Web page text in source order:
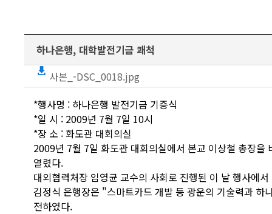
하나은행, 대학발전기금 쾌척
사본_-DSC_0018.jpg
*행사명 : 하나은행 발전기금 기증식
*일 시 : 2009년 7월 7일 10시
*장 소 : 화도관 대회의실
2009년 7월 7일 화도관 대회의실에서 본교 이상철 총장을
열렸다.
대외협력처장 임영균 교수의 사회로 진행된 이 날 행사에
김정식 은행장은 "스마트카드 개발 등 광운의 기술력과
전하였다.